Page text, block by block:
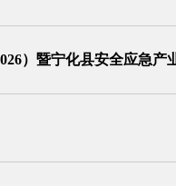
）暨宁化县安全应急产